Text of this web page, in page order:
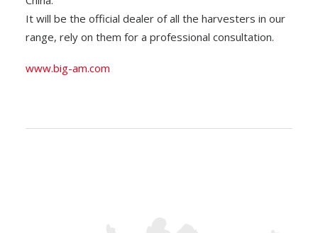
It will be the official dealer of all the harvesters in our
range, rely on them for a professional consultation.
www.big-am.com